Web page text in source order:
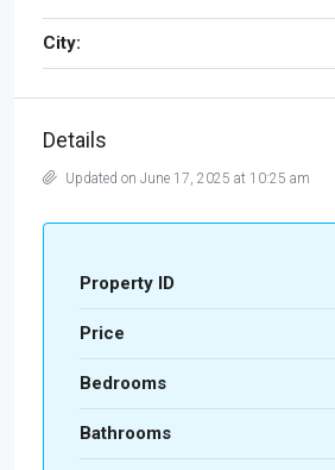
City:
Details
Updated on June 17, 2025 at 10:25 am
Property ID
Price
Bedrooms
Bathrooms